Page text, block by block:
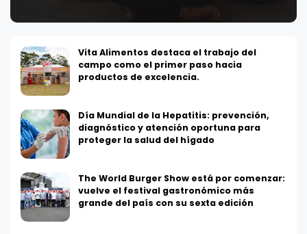
Vita Alimentos destaca el trabajo del
campo como el primer paso hacia
productos de excelencia.
Día Mundial de la Hepatitis: prevención,
diagnóstico y atención oportuna para
proteger la salud del hígado
The World Burger Show está por comenzar:
vuelve el festival gastronómico más
grande del país con su sexta edición